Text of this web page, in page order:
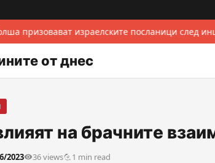
призовават израелските посланици след
от днес
на брачните
2023 36 views 1 min read